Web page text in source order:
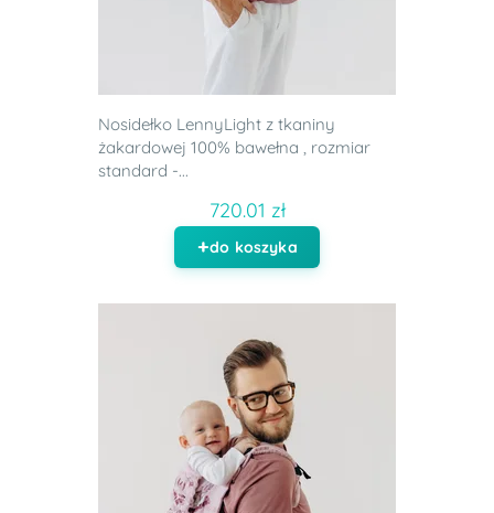
Nosidełko LennyLight z tkaniny
żakardowej 100% bawełna , rozmiar
standard -...
720.01 zł
do koszyka